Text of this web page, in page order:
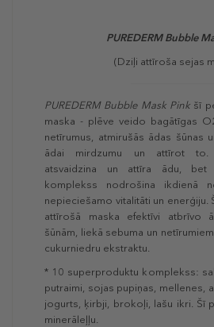
PUREDERMBubble
(Dziļi attīroša sejas
PUREDERMBubble Mask Pink šī
maska - plēve veido bagātīgas
netīrumus, atmirušās ādas šūnas
ādai mirdzumu un attīrot to.
atsvaidzina un attīra ādu, bet
komplekss nodrošina ikdienā
nepieciešamo vitalitāti un enerģiju.
attīrošā maska efektīvi atbrīvo
šūnām, liekā sebuma un
cukurniedru ekstraktu.
* 10 superproduktu komplekss:
putraimi, sojas pupiņas, mellenes,
jogurts, ķirbji, brokoļi, lašu ikri. Šī
minerāleļļu.